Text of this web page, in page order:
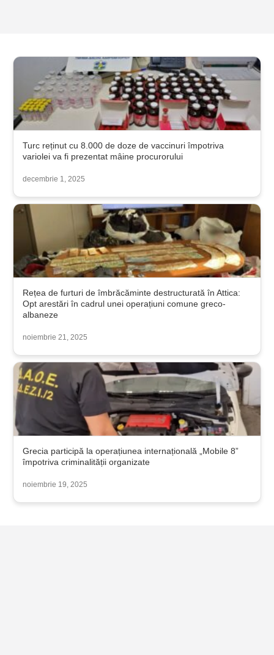
Turc reținut cu 8.000 de doze de vaccinuri împotriva
variolei va fi prezentat mâine procurorului
decembrie 1, 2025
Rețea de furturi de îmbrăcăminte destructurată în Attica:
Opt arestări în cadrul unei operațiuni comune greco-
albaneze
noiembrie 21, 2025
Grecia participă la operațiunea internațională „Mobile 8”
împotriva criminalității organizate
noiembrie 19, 2025